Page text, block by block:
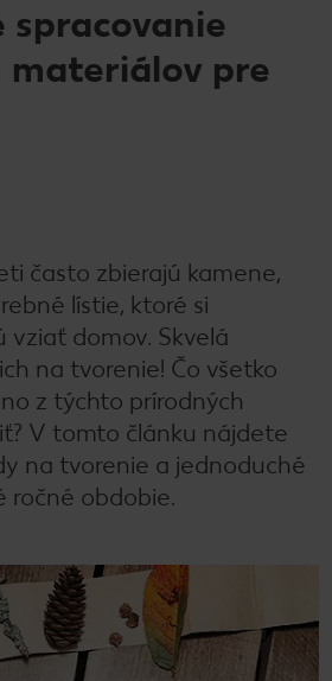
spracovanie
materiálov pre
často zbierajú kamene,
lístie, ktoré si
domov. Skvelá
na tvorenie! Čo všetko
z týchto prírodných
V tomto článku nájdete
na tvorenie a jednoduché
ročné obdobie.